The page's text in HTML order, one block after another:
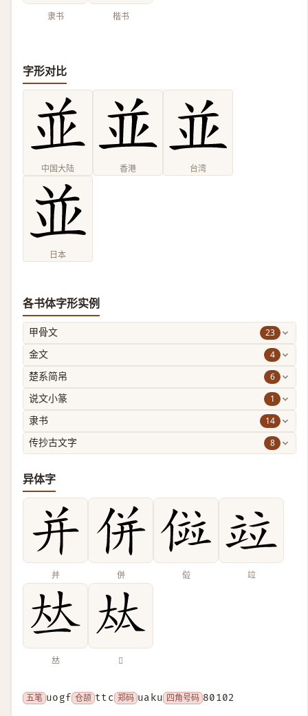
隶书 楷书
字形对比
中国大陆 香港 台湾
日本
各书体字形实例
甲骨文 23
金文 4
楚系简帛 6
说文小篆 1
隶书 14
传抄古文字 8
异体字
并 併 傡 竝
𠀤 𡘋
五笔 uogf 仓颉 ttc 郑码 uaku 四角号码 80102